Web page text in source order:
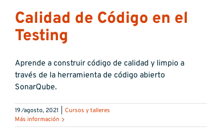
Calidad de Código en el
Testing
Aprende a construir código de calidad y limpio a
través de la herramienta de código abierto
SonarQube.
19 ⁄agosto, 2021
Cursos y talleres
Más información